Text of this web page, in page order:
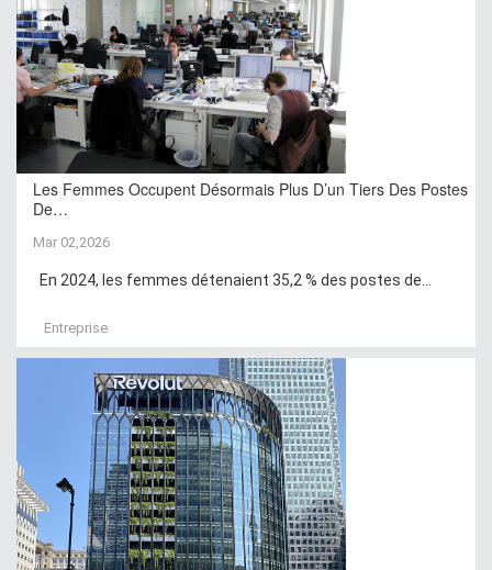
Les Femmes Occupent Désormais Plus D’un Tiers Des Postes
De…
Mar 02,2026
En 2024, les femmes détenaient 35,2 % des postes de...
Entreprise